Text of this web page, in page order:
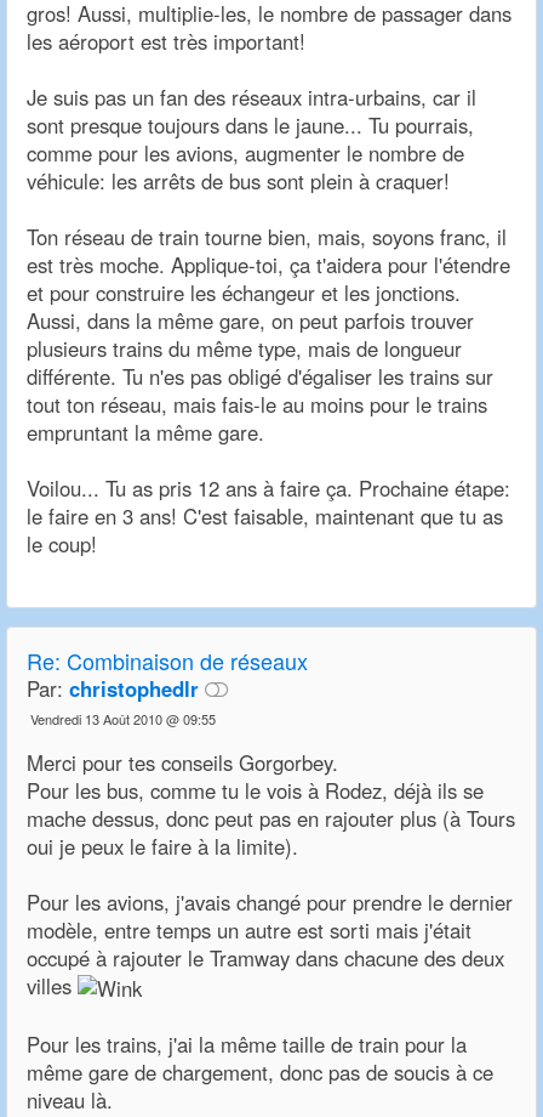
gros! Aussi, multiplie-les, le nombre de passager dans
les aéroport est très important!
Je suis pas un fan des réseaux intra-urbains, car il
sont presque toujours dans le jaune... Tu pourrais,
comme pour les avions, augmenter le nombre de
véhicule: les arrêts de bus sont plein à craquer!
Ton réseau de train tourne bien, mais, soyons franc, il
est très moche. Applique-toi, ça t'aidera pour l'étendre
et pour construire les échangeur et les jonctions.
Aussi, dans la même gare, on peut parfois trouver
plusieurs trains du même type, mais de longueur
différente. Tu n'es pas obligé d'égaliser les trains sur
tout ton réseau, mais fais-le au moins pour le trains
empruntant la même gare.
Voilou... Tu as pris 12 ans à faire ça. Prochaine étape:
le faire en 3 ans! C'est faisable, maintenant que tu as
le coup!
Re: Combinaison de réseaux
Par: christophedlr
Vendredi 13 Août 2010 @ 09:55
Merci pour tes conseils Gorgorbey.
Pour les bus, comme tu le vois à Rodez, déjà ils se
mache dessus, donc peut pas en rajouter plus (à Tours
oui je peux le faire à la limite).
Pour les avions, j'avais changé pour prendre le dernier
modèle, entre temps un autre est sorti mais j'était
occupé à rajouter le Tramway dans chacune des deux
villes
Pour les trains, j'ai la même taille de train pour la
même gare de chargement, donc pas de soucis à ce
niveau là.